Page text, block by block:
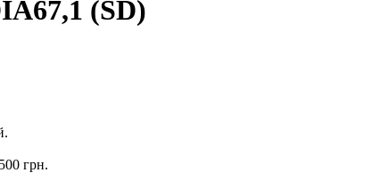
(SD)
грн.